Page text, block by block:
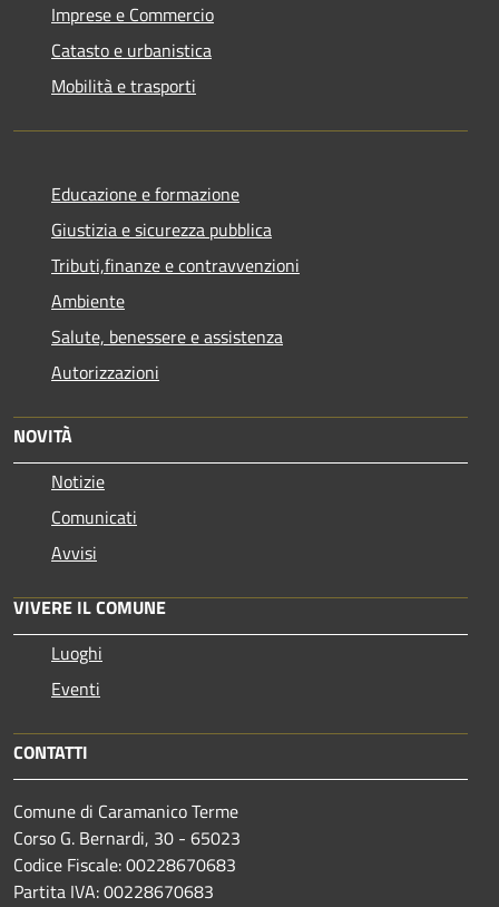
Imprese e Commercio
Catasto e urbanistica
Mobilità e trasporti
Educazione e formazione
Giustizia e sicurezza pubblica
Tributi,finanze e contravvenzioni
Ambiente
Salute, benessere e assistenza
Autorizzazioni
NOVITÀ
Notizie
Comunicati
Avvisi
VIVERE IL COMUNE
Luoghi
Eventi
CONTATTI
Comune di Caramanico Terme
Corso G. Bernardi, 30 - 65023
Codice Fiscale: 00228670683
Partita IVA: 00228670683